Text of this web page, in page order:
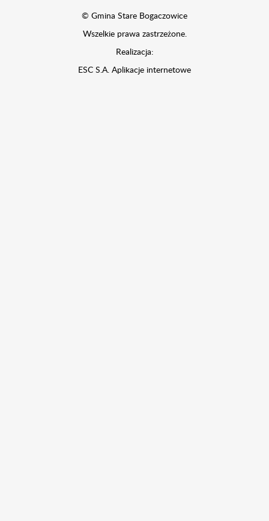
© Gmina Stare Bogaczowice
Wszelkie prawa zastrzeżone.
Realizacja:
ESC S.A. Aplikacje internetowe